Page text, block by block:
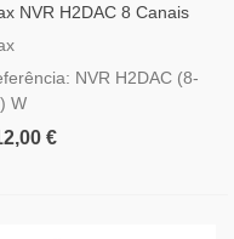
NVR H2DAC 8 Canais
— Gravador IP 4K,
E Saída HDMI
NVR H2DAC (8-
W
€